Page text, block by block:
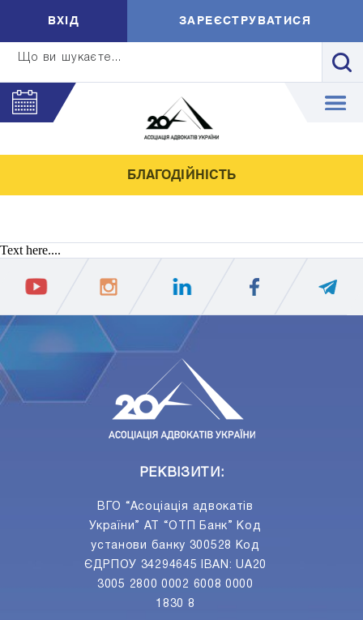
Що ви шукаєте...
ВXIД ЗАРЕЄСТРУВАТИСЯ
БЛАГОДІЙНІСТЬ
Text here....
РЕКВІЗИТИ:
ВГО “Асоціація адвокатів
України” АТ “ОТП Банк” Код
установи банку 300528 Код
ЄДРПОУ 34294645 IBAN: UA20
3005 2800 0002 6008 0000
1830 8